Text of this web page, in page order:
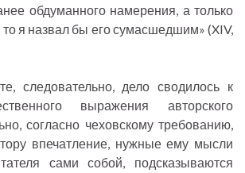
обдуманного намерения, а только
я назвал бы его сумасшедшим» (XIV,
следовательно, дело сводилось к
выражения авторского
согласно чеховскому требованию,
впечатление, нужные ему мысли
сами собой, подсказываются